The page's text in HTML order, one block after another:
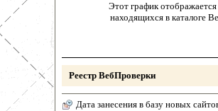
Этот график отображается
находящихся в каталоге
Реестр ВебПроверки
Дата занесения в базу новых